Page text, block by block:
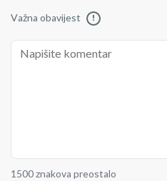
Važna obavijest !
1500 znakova preostalo